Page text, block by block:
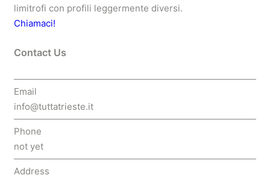
limitrofi con profili leggermente diversi.
Chiamaci!
Contact Us
Email
info@tuttatrieste.it
Phone
not yet
Address